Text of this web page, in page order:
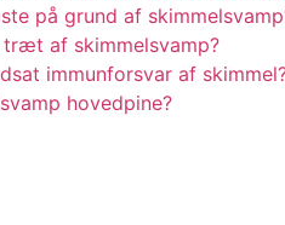
på grund af
træt af skimmelsvamp?
immunforsvar af
hovedpine?